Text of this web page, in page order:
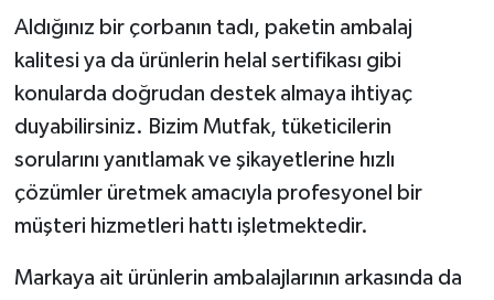
Aldığınız bir çorbanın tadı, paketin ambalaj
kalitesi ya da ürünlerin helal sertifikası gibi
konularda doğrudan destek almaya ihtiyaç
duyabilirsiniz. Bizim Mutfak, tüketicilerin
sorularını yanıtlamak ve şikayetlerine hızlı
çözümler üretmek amacıyla profesyonel bir
müşteri hizmetleri hattı işletmektedir.
Markaya ait ürünlerin ambalajlarının arkasında da